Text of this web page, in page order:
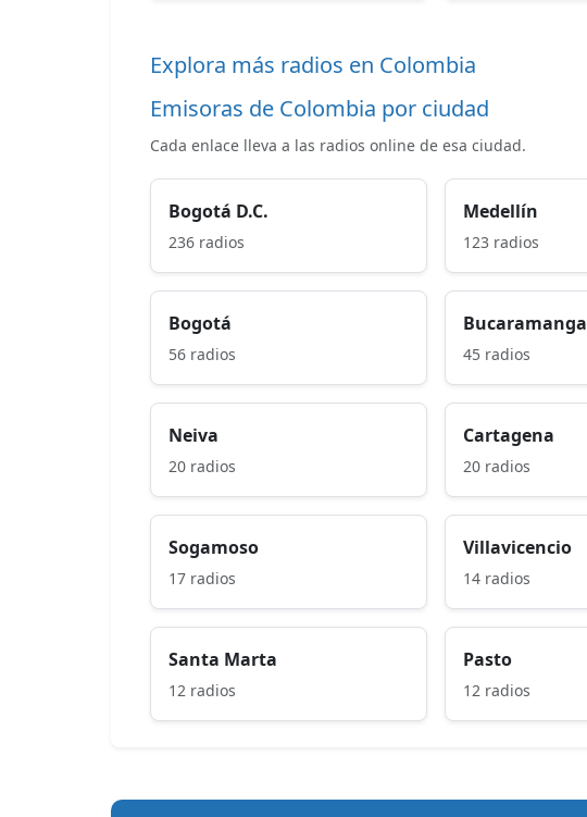
Explora más radios en Colombia
Emisoras de Colombia por ciudad
Cada enlace lleva a las radios online de esa ciudad.
Bogotá D.C.
236 radios
Medellín
123 radios
Bogotá
56 radios
Bucaramanga
45 radios
Neiva
20 radios
Cartagena
20 radios
Sogamoso
17 radios
Villavicencio
14 radios
Santa Marta
12 radios
Pasto
12 radios